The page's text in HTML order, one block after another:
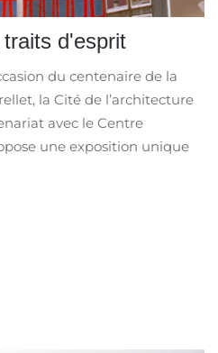
d'esprit
du centenaire de la
la Cité de l’architecture
avec le Centre
une exposition unique